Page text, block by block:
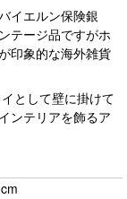
イエルン保険銀
テージ品ですがホ
印象的な海外雑貨
として壁に掛けて
ンテリアを飾るア